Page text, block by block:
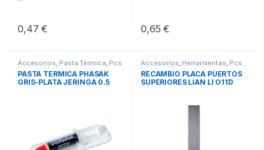
0,47€ 0,65€
Accesorios, Pasta Térmica, Pcs
Integración
PASTA TÉRMICA PHASAK
GRIS-PLATA JERINGA 0.5
Accesorios, Herramientas, Pcs
Integración
RECAMBIO PLACA PUERTOS
SUPERIORES LIAN LI O11D